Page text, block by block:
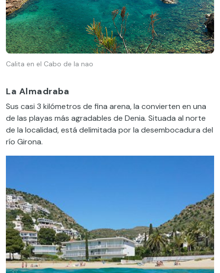
Calita en el Cabo de la nao
La Almadraba
Sus casi 3 kilómetros de fina arena, la convierten en una
de las playas más agradables de Denia. Situada al norte
de la localidad, está delimitada por la desembocadura del
río Girona.